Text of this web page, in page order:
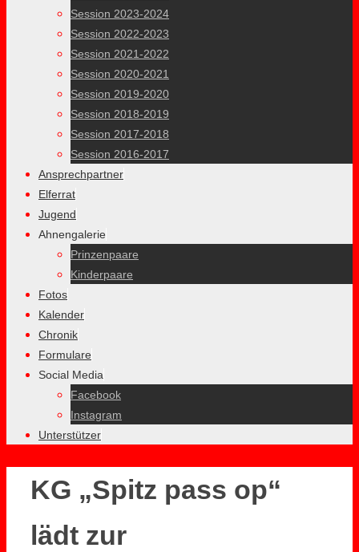
Session 2023-2024
Session 2022-2023
Session 2021-2022
Session 2020-2021
Session 2019-2020
Session 2018-2019
Session 2017-2018
Session 2016-2017
Ansprechpartner
Elferrat
Jugend
Ahnengalerie
Prinzenpaare
Kinderpaare
Fotos
Kalender
Chronik
Formulare
Social Media
Facebook
Instagram
Unterstützer
KG „Spitz pass op“
lädt zur